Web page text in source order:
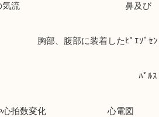
口の気流 鼻及び
胸部、腹部に装着したﾋﾟｴｿﾞｾﾝ
SpO2 ﾊﾟﾙｽ
心拍数変化 心電図